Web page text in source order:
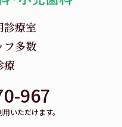
診療室
フ多数
療
967
いただけます。